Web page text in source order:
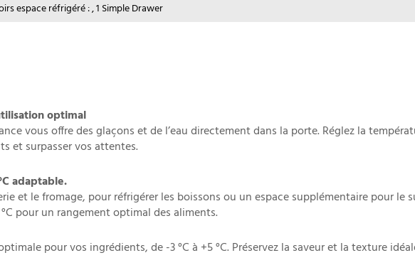
espace réfrigéré : , 1 Simple Drawer
optimal
vous offre des glaçons et de l’eau directement dans la porte. Réglez la
et surpasser vos attentes.
adaptable.
et le fromage, pour réfrigérer les boissons ou un espace supplémentaire pour le
pour un rangement optimal des aliments.
pour vos ingrédients, de -3 °C à +5 °C. Préservez la saveur et la texture